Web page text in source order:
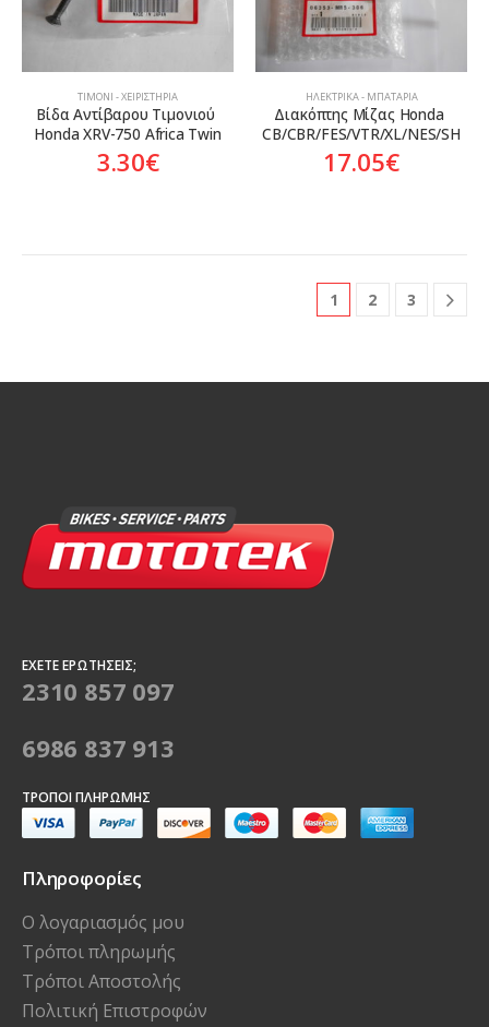
ΤΙΜΌΝΙ - ΧΕΙΡΙΣΤΉΡΙΑ
Βίδα Αντίβαρου Τιμονιού
Honda XRV-750 Africa Twin
3.30€
ΗΛΕΚΤΡΙΚΆ - ΜΠΑΤΑΡΊΑ
Διακόπτης Μίζας Honda
CB/CBR/FES/VTR/XL/NES/SH
17.05€
1 2 3
ΈΧΕΤΕ ΕΡΩΤΉΣΕΙΣ;
2310 857 097
6986 837 913
ΤΡΌΠΟΙ ΠΛΗΡΩΜΉΣ
Πληροφορίες
Ο λογαριασμός μου
Τρόποι πληρωμής
Τρόποι Αποστολής
Πολιτική Επιστροφών